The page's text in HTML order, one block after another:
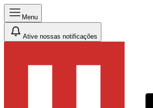
Menu
Ative nossas notificações